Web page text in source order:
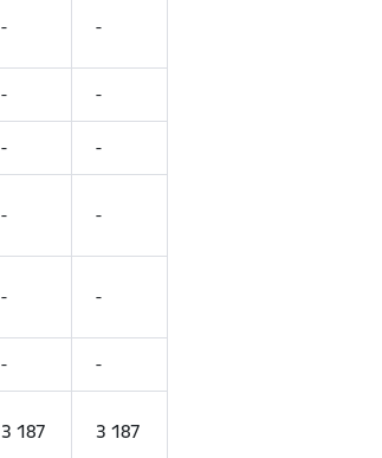
- -
- -
- -
- -
- -
- -
3 187 3 187